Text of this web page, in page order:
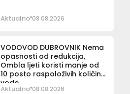
Aktualno 08.08.2026
VODOVOD DUBROVNIK Nema
opasnosti od redukcija,
Ombla ljeti koristi manje od
10 posto raspoloživih količina
vode
Aktualno 08.08.2026